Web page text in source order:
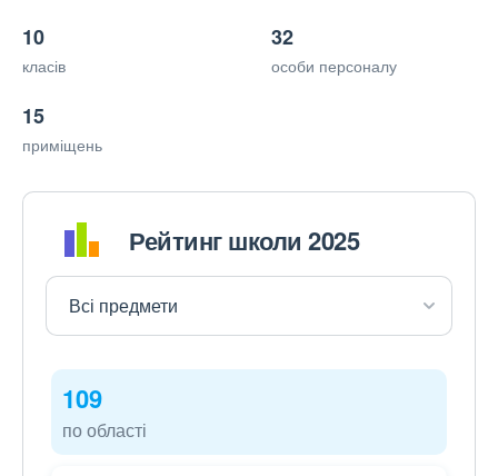
10
класів
32
особи персоналу
15
приміщень
Рейтинг школи 2025
109
по області